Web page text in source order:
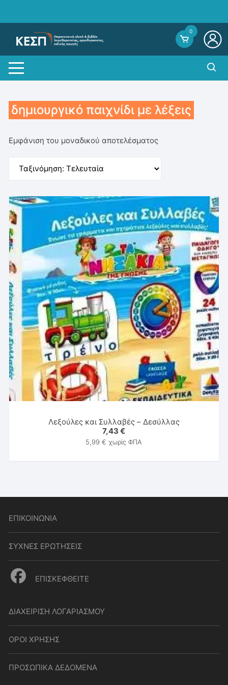
0
δημιουργικό παιχνίδι με λέξεις
Εμφάνιση του μοναδικού αποτελέσματος
Λεξούλες και Συλλαβές – Δεσύλλας
7,43€
5,99€ χωρίς ΦΠΑ
ΕΠΙΚΟΙΝΩΝΙΑ
ΣΥΧΝΕΣ ΕΡΩΤΗΣΕΙΣ
ΕΠΙΣΚΕΦΘΕΙΤΕ
ΔΙΑΧΕΙΡΙΣΗ ΛΟΓΑΡΙΑΣΜΟΥ
ΟΡΟΙ ΧΡΗΣΗΣ
ΠΡΟΣΩΠΙΚΑ ΔΕΔΟΜΕΝΑ